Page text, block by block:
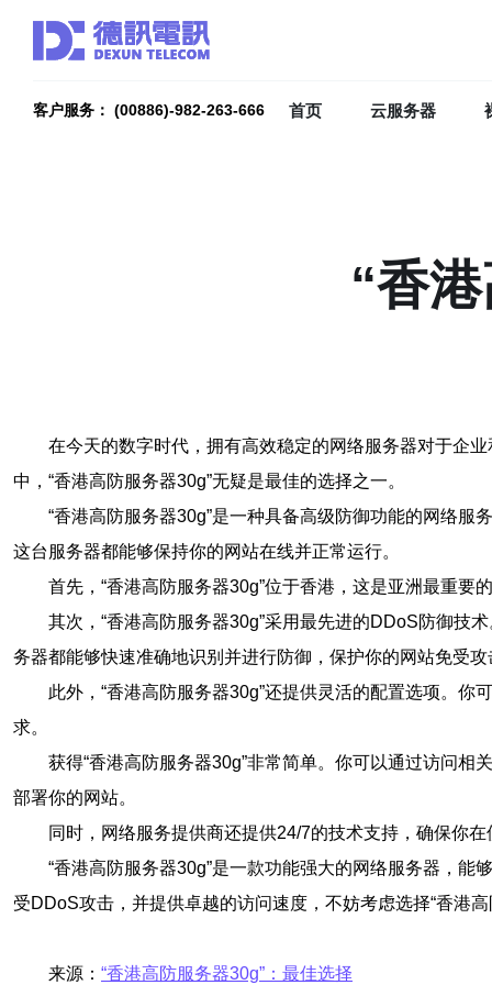
客户服务： (00886)-982-263-666 首页 云服务器
“香
在今天的数字时代，拥有高效稳定的网络服务器对于企
中，“香港高防服务器30g”无疑是最佳的选择之一。
“香港高防服务器30g”是一种具备高级防御功能的网络
这台服务器都能够保持你的网站在线并正常运行。
首先，“香港高防服务器30g”位于香港，这是亚洲最重
其次，“香港高防服务器30g”采用最先进的DDoS防御技
务器都能够快速准确地识别并进行防御，保护你的网站免受攻
此外，“香港高防服务器30g”还提供灵活的配置选项。
求。
获得“香港高防服务器30g”非常简单。你可以通过访问
部署你的网站。
同时，网络服务提供商还提供24/7的技术支持，确保你
“香港高防服务器30g”是一款功能强大的网络服务器，
受DDoS攻击，并提供卓越的访问速度，不妨考虑选择“香港
来源： “香港高防服务器30g”：最佳选择